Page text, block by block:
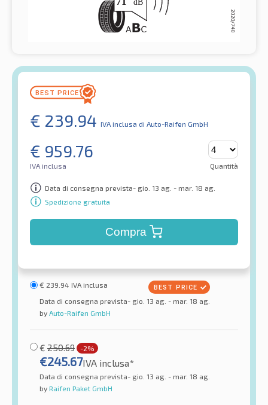
€ 239.94 IVA inclusa di Auto-Raifen GmbH
€ 959.76
IVA inclusa Quantità
Data di consegna prevista- gio. 13 ag. - mar. 18 ag.
Spedizione gratuita
Compra
€ 239.94 IVA inclusa
Data di consegna prevista- gio. 13 ag. - mar. 18 ag.
by Auto-Raifen GmbH
€ 250.69 -2%
€245.67IVA inclusa*
Data di consegna prevista- gio. 13 ag. - mar. 18 ag.
by Raifen Paket GmbH